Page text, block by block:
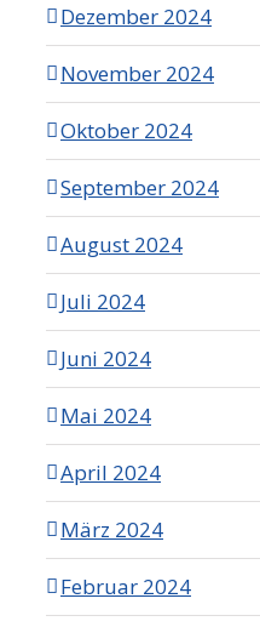
Dezember 2024
November 2024
Oktober 2024
September 2024
August 2024
Juli 2024
Juni 2024
Mai 2024
April 2024
März 2024
Februar 2024